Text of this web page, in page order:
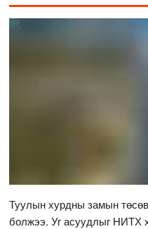
Туулын хурдны замын
болжээ. Уг асуудлыг НИТХ